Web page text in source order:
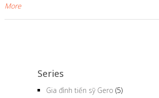
More
Series
Gia đình tiến sỹ Gero (5)